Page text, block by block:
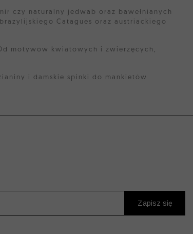
czy naturalny jedwab oraz bawełnianych
Catagues oraz austriackiego
motywów kwiatowych i zwierzęcych,
i damskie spinki do mankietów